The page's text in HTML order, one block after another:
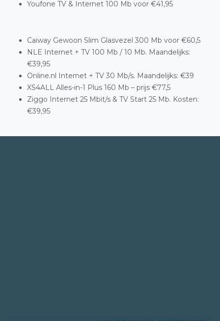
Youfone TV & Internet 100 Mb voor €41,95
Caiway Gewoon Slim Glasvezel 300 Mb voor €60,5
NLE Internet + TV 100 Mb / 10 Mb. Maandelijks:
€39,95
Online.nl Internet + TV 30 Mb/s. Maandelijks: €39
XS4ALL Alles-in-1 Plus 160 Mb – prijs €77,5
Ziggo Internet 25 Mbit/s & TV Start 25 Mb. Kosten:
€39,95